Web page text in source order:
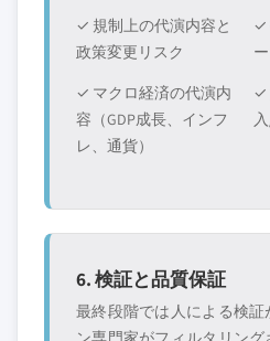
✓ 規制上の代演内容と
政策変更リスク
✓
✓ マクロ経済の代演内
容（GDP成長、インフ
レ、通貨）
✓
6. 検証と品質保証
最終段階では人による検